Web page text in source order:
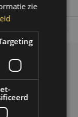
voor 14.00 uur
zie